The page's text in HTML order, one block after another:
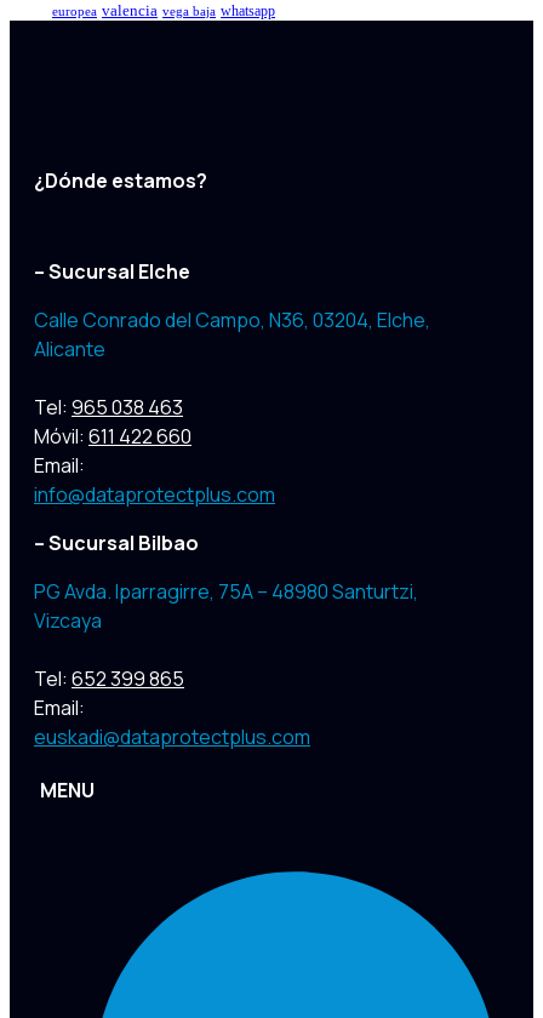
europea valencia vega baja whatsapp
¿Dónde estamos?
– Sucursal Elche
Calle Conrado del Campo, N36, 03204, Elche,
Alicante
Tel: 965 038 463
Móvil: 611 422 660
Email:
info@dataprotectplus.com
– Sucursal Bilbao
PG Avda. Iparragirre, 75A – 48980 Santurtzi,
Vizcaya
Tel: 652 399 865
Email:
euskadi@dataprotectplus.com
MENU